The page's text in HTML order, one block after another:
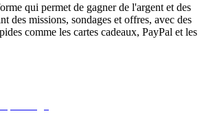
qui permet de gagner de l'argent et des
des missions, sondages et offres, avec des
comme les cartes cadeaux, PayPal et les